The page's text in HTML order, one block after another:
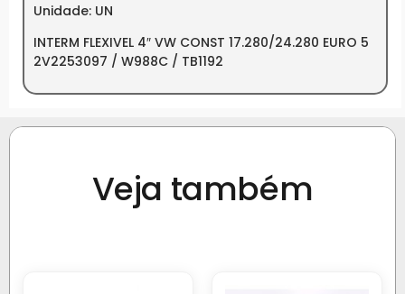
Unidade: UN
INTERM FLEXIVEL 4″ VW CONST 17.280/24.280 EURO 5
2V2253097 / W988C / TB1192
Veja também